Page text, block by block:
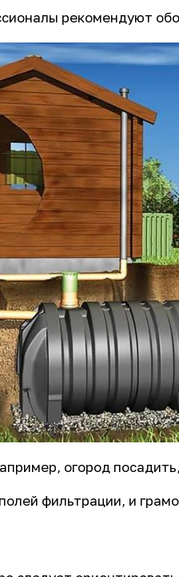
рекомендуют
огород
фильтрации, и